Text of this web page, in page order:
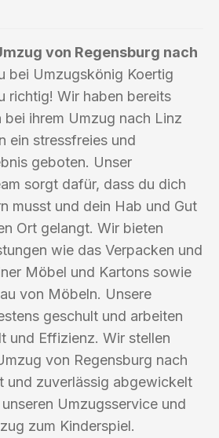
von Regensburg nach
bei Umzugskönig Koertig
richtig! Wir haben bereits
bei ihrem Umzug nach Linz
ein stressfreies und
geboten. Unser
sorgt dafür, dass du dich
musst und dein Hab und Gut
Ort gelangt. Wir bieten
wie das Verpacken und
Möbel und Kartons sowie
von Möbeln. Unsere
geschult und arbeiten
und Effizienz. Wir stellen
von Regensburg nach
und zuverlässig abgewickelt
Umzugsservice und
zum Kinderspiel.